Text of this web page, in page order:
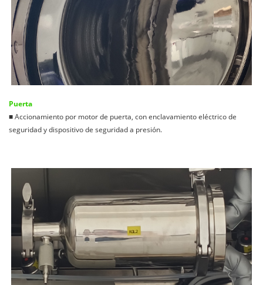
Puerta
■ Accionamiento por motor de puerta, con enclavamiento eléctrico de
seguridad y dispositivo de seguridad a presión.